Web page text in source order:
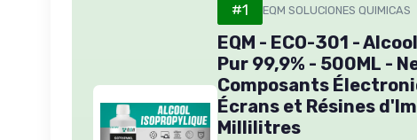
#1 EQM SOLUCIONES QUIMICAS
EQM - ECO-301 -
Pur 99,9% - 500ML -
Composants
Écrans et Résines
Millilitres